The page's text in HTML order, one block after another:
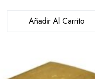
Añadir Al Carrito